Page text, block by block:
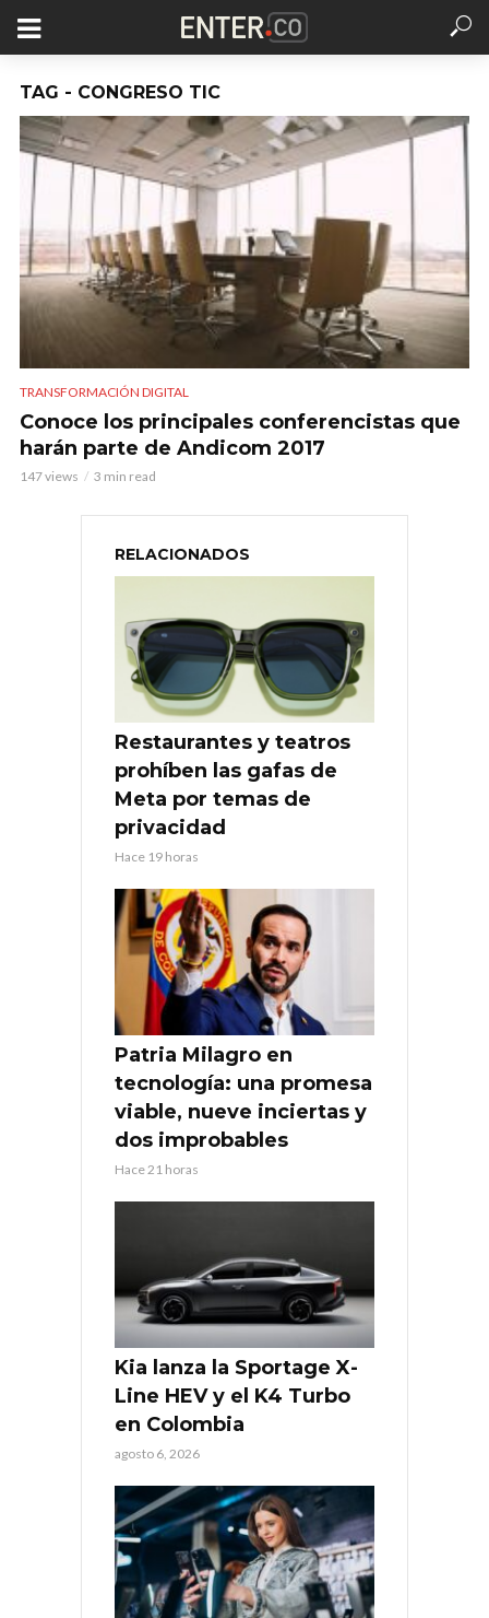
TAG - CONGRESO TIC
TRANSFORMACIÓN DIGITAL
Conoce los principales conferencistas que
harán parte de Andicom 2017
147 views 3 min read
RELACIONADOS
Restaurantes y teatros
prohíben las gafas de
Meta por temas de
privacidad
Hace 19 horas
Patria Milagro en
tecnología: una promesa
viable, nueve inciertas y
dos improbables
Hace 21 horas
Kia lanza la Sportage X-
Line HEV y el K4 Turbo
en Colombia
agosto 6, 2026